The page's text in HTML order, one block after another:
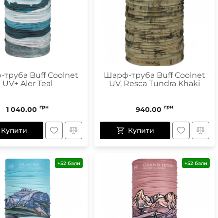
Пінцети для вилучення кліщів
Пристрої для відлякування
Беруші
Маски для сну
Buff Coolnet
UV+ Aler Teal
1 040.00 грн
Купити
Шарф-труба Buff Coolnet
UV, Resca Tundra Khaki
940.00 грн
Купити
+52 бали +52 бали